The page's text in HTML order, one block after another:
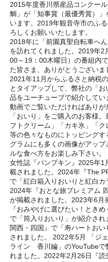
2015年度香川県産品コンクー
鯛」が「知事賞（最優秀賞）
います。2019年観音寺市のふ
ろしくお願いいたします。
2018年に「前園真聖自転車へ
を訪れてくれました。2019年2
00～19：00木曜日）の番組内
た皆さま、ありがとうございま
2021年11月からふるさと納税
とタイアップして、弊社の「
品をユーチューブで紹介して
動画でご覧いただければありが
「おいり」をご購入のお客様
フトクリーム」「カキ氷」「ク
等の色々なものにトッピング
グラムにも多くの画像がアッ
ルな食べ方をお楽しみ下さい。
女性誌『パンプキン』2025年1
載されました。2024年『The
で「紅白箱入りおいりと紅白カ
2024年『おとな旅プレミアム
が掲載されました。2023年6月
『おみやげに選びたい！とき
で「筒入りおいり」が紹介さ
関西・四国』で「寿ハートお
されました。 2022年5月 「ジ
ライン 香川編」のYouTubeで
れました。2022年2月26日『